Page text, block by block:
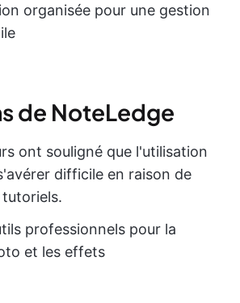
organisée pour une gestion
de NoteLedge
ont souligné que l'utilisation
difficile en raison de
professionnels pour la
et les effets